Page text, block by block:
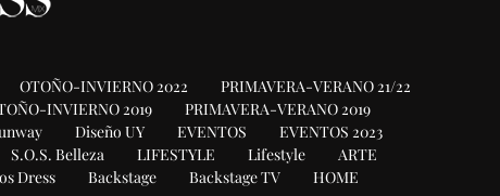
OTOÑO-INVIERNO 2022
PRIMAVERA-VERANO 21/22
INVIERNO 2019
PRIMAVERA-VERANO 2019
Diseño UY EVENTOS
EVENTOS 2023
S.O.S. Belleza LIFESTYLE Lifestyle
ARTE
Dress Backstage Backstage TV HOME